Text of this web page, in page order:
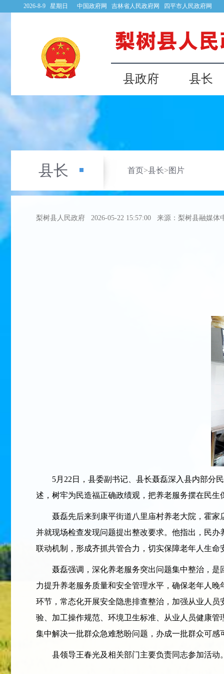
2026-8-9 星期日 中国政府网 吉林省人民政府网 四平市人民政府网
县政府 县长
县长 首页>县长>图片
梨树县人民政府 2026-05-22 15:57:00 来源：梨树县融媒体
5月22日，县委副书记、县长聂磊深入县内部分民
述，树牢为民造福正确政绩观，把养老服务摆在民
聂磊先后来到康平街道八里庙村养老大院，霍家
并就现场检查发现问题提出整改要求。他指出，民
联动机制，形成齐抓共管合力，切实保障老年人生命
聂磊强调，深化养老服务突出问题集中整治，是
力提升养老服务质量和安全管理水平，确保老年人
环节，常态化开展安全隐患排查整治，加强从业人
验、加工操作规范、环境卫生标准、从业人员健康
集中解决一批群众急难愁盼问题，办成一批群众可
县领导王春光及相关部门主要负责同志参加活动